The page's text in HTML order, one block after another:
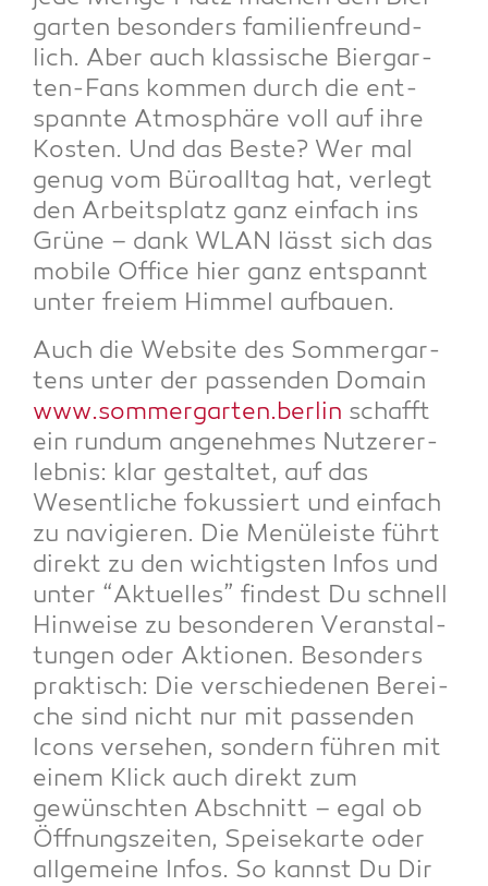
gar­ten beson­ders fami­li­en­freund­
lich. Aber auch klas­si­sche Bier­gar­
ten-Fans kom­men durch die ent­
spann­te Atmo­sphä­re voll auf ihre
Kos­ten. Und das Bes­te? Wer mal
genug vom Büro­all­tag hat, ver­legt
den Arbeits­platz ganz ein­fach ins
Grü­ne – dank WLAN lässt sich das
mobi­le Office hier ganz ent­spannt
unter frei­em Him­mel aufbauen.
Auch die Web­site des Som­mer­gar­
tens unter der pas­sen­den Domain
www.sommergarten.berlin schafft
ein rund­um ange­neh­mes Nut­zer­er­
leb­nis: klar gestal­tet, auf das
Wesent­li­che fokus­siert und ein­fach
zu navi­gie­ren. Die Menü­leis­te führt
direkt zu den wich­tigs­ten Infos und
unter “Aktu­el­les” fin­dest Du schnell
Hin­wei­se zu beson­de­ren Ver­an­stal­
tun­gen oder Aktio­nen. Beson­ders
prak­tisch: Die ver­schie­de­nen Berei­
che sind nicht nur mit pas­sen­den
Icons ver­se­hen, son­dern füh­ren mit
einem Klick auch direkt zum
gewünsch­ten Abschnitt – egal ob
Öff­nungs­zei­ten, Spei­se­kar­te oder
all­ge­mei­ne Infos. So kannst Du Dir